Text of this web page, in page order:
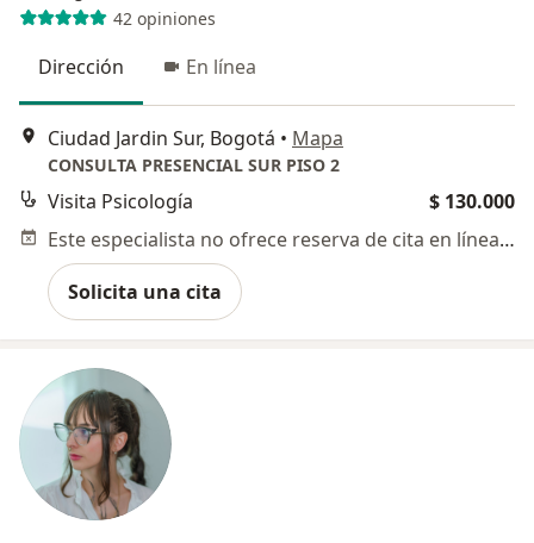
42 opiniones
Dirección En línea
Ciudad Jardin Sur, Bogotá • Mapa
CONSULTA PRESENCIAL SUR PISO 2
Visita Psicología
$ 130.000
Este especialista no ofrece reserva de cita en línea en esta dirección.
Solicita una cita